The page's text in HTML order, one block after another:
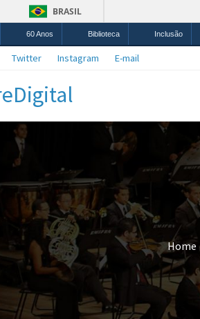
BRASIL
60 Anos Biblioteca Inclusão
Twitter Instagram E-mail
Home